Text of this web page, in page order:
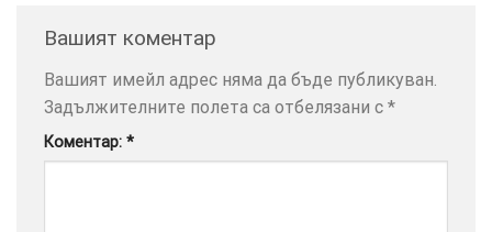
Вашият коментар
Вашият имейл адрес няма да бъде публикуван.
Задължителните полета са отбелязани с *
Коментар: *
ПОВЕЧЕ
МОЖЕТЕ
ДА
НАМЕРИТЕ
ТУК.